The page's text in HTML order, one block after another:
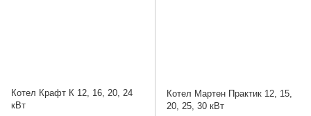
Котел Крафт К 12, 16, 20, 24
кВт
Котел Мартен Практик 12, 15,
20, 25, 30 кВт